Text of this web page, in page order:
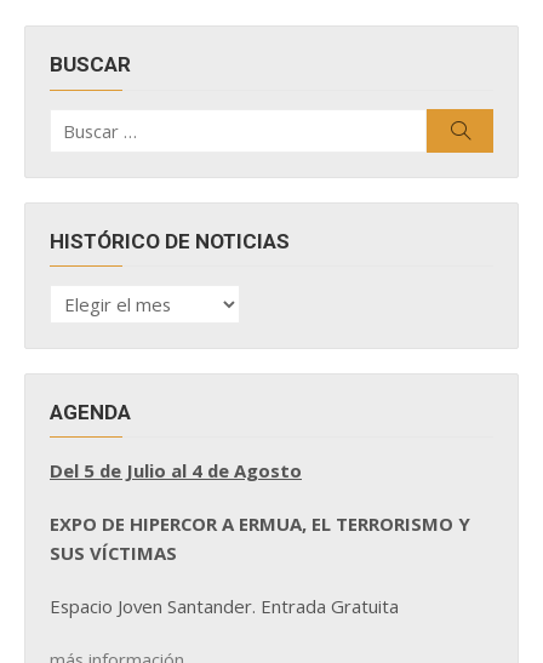
BUSCAR
por:
HISTÓRICO DE NOTICIAS
HISTÓRICO
DE
AGENDA
Del 5 de Julio al 4 de Agosto
EXPO DE HIPERCOR A ERMUA, EL TERRORISMO Y
SUS VÍCTIMAS
Espacio Joven Santander. Entrada Gratuita